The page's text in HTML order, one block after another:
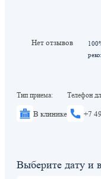
Нет отзывов
Тип приема:
В клинике
Телефон
+7
Выберите дату и